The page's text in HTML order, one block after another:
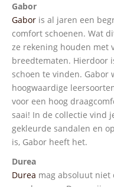
Gabor
Gabor is al jaren een
comfort schoenen. Wat
ze rekening houden met
breedtematen. Hierdoor
schoen te vinden. Gabor
hoogwaardige
voor een hoog
saai! In de collectie vind
gekleurde sandalen en
is, Gabor heeft het.
Durea
Durea mag absoluut niet